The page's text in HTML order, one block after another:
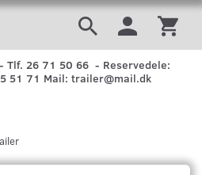
Tlf. 26 71 50 66 - Reservedele:
51 71 Mail: trailer@mail.dk